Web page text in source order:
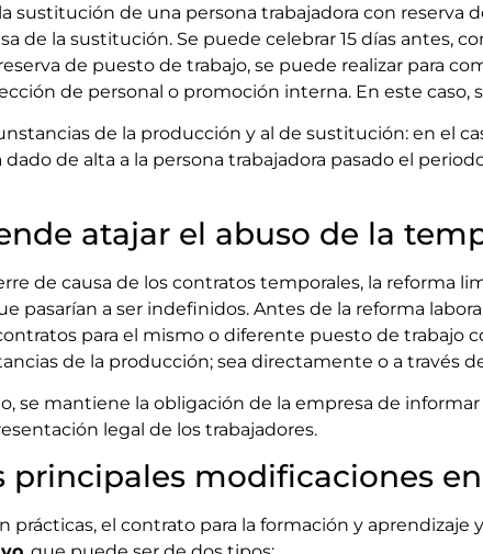
sustitución de una persona trabajadora con reserva
de la sustitución. Se puede celebrar 15 días antes,
de puesto de trabajo, se puede realizar para
de personal o promoción interna. En este caso,
de la producción y al de sustitución: en el
de alta a la persona trabajadora pasado el
atajar el abuso de la
de causa de los contratos temporales, la reforma
pasarían a ser indefinidos. Antes de la reforma
para el mismo o diferente puesto de
de la producción; sea directamente o a través
se mantiene la obligación de la empresa de
legal de los trabajadores.
principales modificaciones
prácticas, el contrato para la formación y aprendizaje